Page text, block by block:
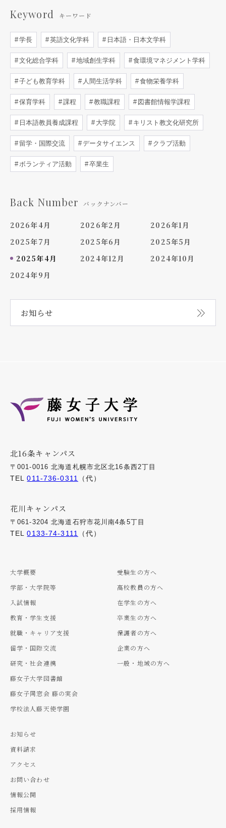
Keyword キーワード
学長 英語文化学科 日本語・日本文学科
文化総合学科 地域創生学科 食環境マネジメント学科
子ども教育学科 人間生活学科 食物栄養学科
保育学科 課程 教職課程 図書館情報学課程
日本語教員養成課程 大学院 キリスト教文化研究所
留学・国際交流 データサイエンス クラブ活動
ボランティア活動 卒業生
Back Number バックナンバー
2026年4月 2026年2月
2026年1月
2025年7月
2025年6月
2025年5月
2025年4月
2024年12月
2024年10月
2024年9月
お知らせ
北16条キャンパス
〒001-0016 北海道札幌市北区北16条西2丁目
TEL011-736-0311 （代）
花川キャンパス
〒061-3204 北海道石狩市花川南4条5丁目
TEL0133-74-3111 （代）
大学概要
学部・大学院等
入試情報
教育・学生支援
就職・キャリア支援
留学・国際交流
研究・社会連携
藤女子大学図書館
藤女子同窓会 藤の実会
学校法人藤天使学園
受験生の方へ
高校教員の方へ
在学生の方へ
卒業生の方へ
保護者の方へ
企業の方へ
一般・地域の方へ
お知らせ
資料請求
アクセス
お問い合わせ
情報公開
採用情報